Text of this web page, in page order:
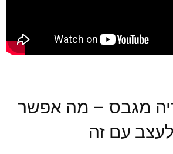
מגבס – מה אפשר
לעצב עם זה